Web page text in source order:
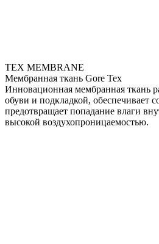
TEX MEMBRANE
Мембранная ткань Gore Tex
Инновационная мембранная ткань
обуви и подкладкой, обеспечивает
предотвращает попадание влаги
высокой воздухопроницаемостью.